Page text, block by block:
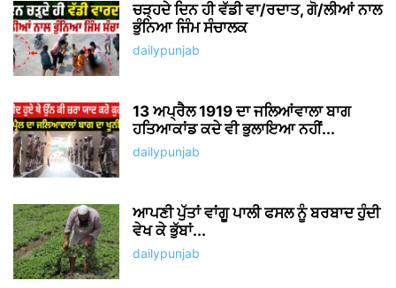
ਚੜ੍ਹਦੇ ਦਿਨ ਹੀ ਵੱਡੀ ਵਾ/ਰਦਾਤ, ਗੋ/ਲੀਆਂ ਨਾਲ
ਭੁੰਨਿਆ ਜਿੰਮ ਸੰਚਾਲਕ
dailypunjab
13 ਅਪ੍ਰੈਲ 1919 ਦਾ ਜਲਿਆਂਵਾਲਾ ਬਾਗ
ਹਤਿਆਕਾਂਡ ਕਦੇ ਵੀ ਭੁਲਾਇਆ ਨਹੀਂ...
dailypunjab
ਆਪਣੀ ਪੁੱਤਾਂ ਵਾਂਗੂ ਪਾਲੀ ਫਸਲ ਨੂੰ ਬਰਬਾਦ ਹੁੰਦੀ
ਵੇਖ ਕੇ ਭੁੱਬਾਂ...
dailypunjab